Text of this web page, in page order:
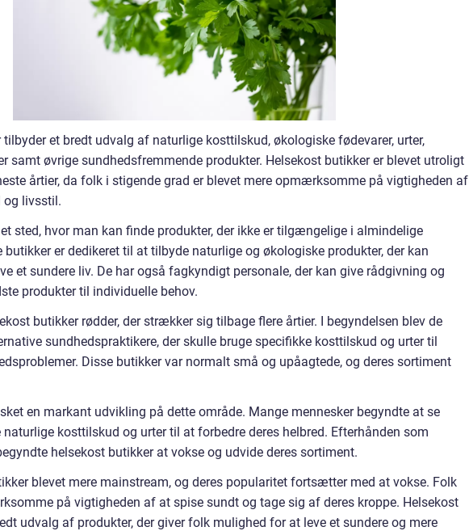
et bredt udvalg af naturlige kosttilskud, økologiske fødevarer, urter,
samt øvrige sundhedsfremmende produkter. Helsekost butikker er blevet utroligt
årtier, da folk i stigende grad er blevet mere opmærksomme på vigtigheden af
og livsstil.
sted, hvor man kan finde produkter, der ikke er tilgængelige i almindelige
butikker er dedikeret til at tilbyde naturlige og økologiske produkter, der kan
et sundere liv. De har også fagkyndigt personale, der kan give rådgivning og
produkter til individuelle behov.
butikker rødder, der strækker sig tilbage flere årtier. I begyndelsen blev de
sundhedspraktikere, der skulle bruge specifikke kosttilskud og urter til
Disse butikker var normalt små og upåagtede, og deres sortiment
en markant udvikling på dette område. Mange mennesker begyndte at se
kosttilskud og urter til at forbedre deres helbred. Efterhånden som
helsekost butikker at vokse og udvide deres sortiment.
blevet mere mainstream, og deres popularitet fortsætter med at vokse. Folk
på vigtigheden af at spise sundt og tage sig af deres kroppe. Helsekost
udvalg af produkter, der giver folk mulighed for at leve et sundere og mere